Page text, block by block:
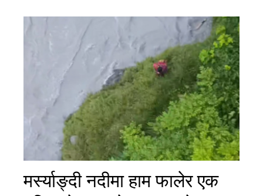
मर्स्याङ्दी नदीमा हाम फालेर एक